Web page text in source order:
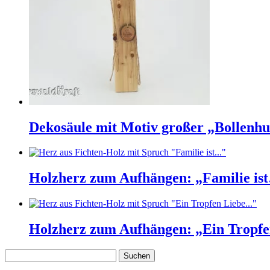
Dekosäule mit Motiv großer
Holzherz zum Aufhängen: „Familie
Holzherz zum Aufhängen: „Ein
nach: